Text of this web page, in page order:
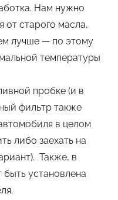
Нам нужно
от старого масла,
лучше — по этому
температуры
пробке (и в
фильтр также
в целом
либо заехать на
Также, в
установлена